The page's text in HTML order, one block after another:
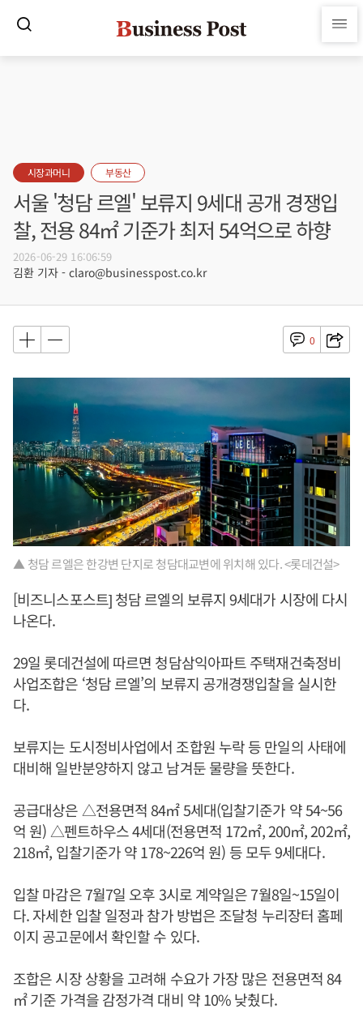
시장과머니 부동산
서울 '청담 르엘' 보류지 9세대 공개 경쟁입
찰, 전용 84㎡ 기준가 최저 54억으로 하향
2026-06-29 16:06:59
김환 기자 - claro@businesspost.co.kr
0
▲ 청담 르엘은 한강변 단지로 청담대교변에 위치해 있다. <롯데건설>
[비즈니스포스트] 청담 르엘의 보류지 9세대가 시장에 다시
나온다.
29일 롯데건설에 따르면 청담삼익아파트 주택재건축정비
사업조합은 ‘청담 르엘’의 보류지 공개경쟁입찰을 실시한
다.
보류지는 도시정비사업에서 조합원 누락 등 만일의 사태에
대비해 일반분양하지 않고 남겨둔 물량을 뜻한다.
공급대상은 △전용면적 84㎡ 5세대(입찰기준가 약 54~56
억 원) △펜트하우스 4세대(전용면적 172㎡, 200㎡, 202㎡,
218㎡, 입찰기준가 약 178~226억 원) 등 모두 9세대다.
입찰 마감은 7월7일 오후 3시로 계약일은 7월8일~15일이
다. 자세한 입찰 일정과 참가 방법은 조달청 누리장터 홈페
이지 공고문에서 확인할 수 있다.
조합은 시장 상황을 고려해 수요가 가장 많은 전용면적 84
㎡ 기준 가격을 감정가격 대비 약 10% 낮췄다.